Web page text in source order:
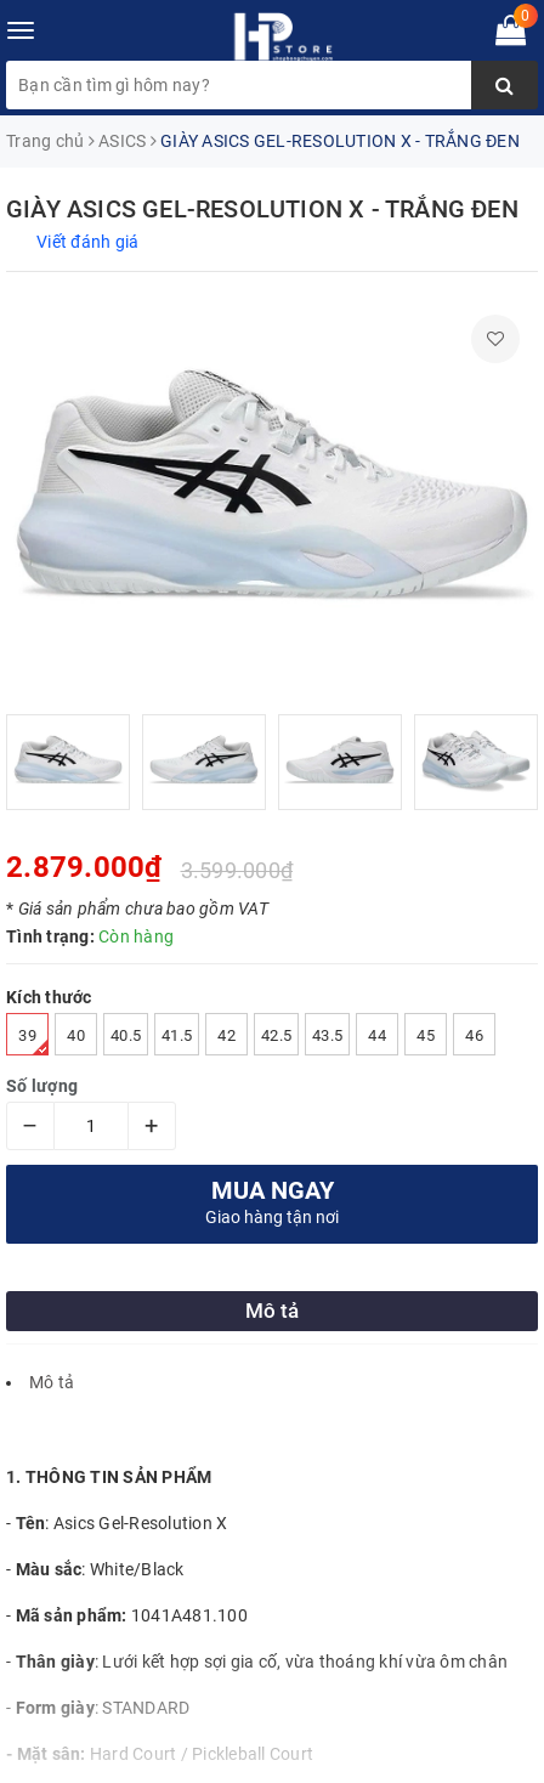
Toggle
navigation
0
Trang chủ ASICS GIÀY ASICS GEL-RESOLUTION X - TRẮNG ĐEN
GIÀY ASICS GEL-RESOLUTION X - TRẮNG ĐEN
Viết đánh giá
2.879.000₫ 3.599.000₫
* Giá sản phẩm chưa bao gồm VAT
Tình trạng: Còn hàng
Kích thước
39 40 40.5 41.5 42 42.5 43.5 44 45 46
Số lượng
– +
MUA NGAY
Giao hàng tận nơi
Mô tả
Mô tả
1. THÔNG TIN SẢN PHẨM
- Tên: Asics Gel-Resolution X
- Màu sắc: White/Black
- Mã sản phẩm: 1041A481.100
- Thân giày: Lưới kết hợp sợi gia cố, vừa thoáng khí vừa ôm chân
- Form giày: STANDARD
- Mặt sân: Hard Court / Pickleball Court